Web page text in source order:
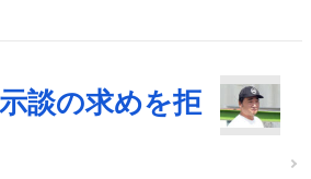
談の求めを拒